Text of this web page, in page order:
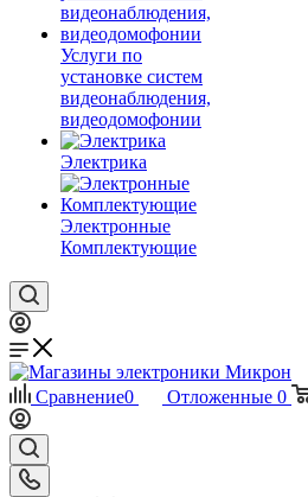
Услуги по
установке систем
видеонаблюдения,
видеодомофонии
Электрика
Электронные
Комплектующие
Сравнение0 Отложенные 0